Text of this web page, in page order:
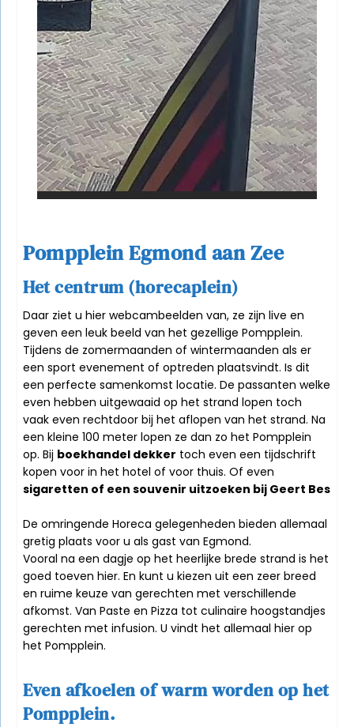
Pompplein Egmond aan Zee
Het centrum (horecaplein)
Daar ziet u hier webcambeelden van, ze zijn live en
geven een leuk beeld van het gezellige Pompplein.
Tijdens de zomermaanden of wintermaanden als er
een sport evenement of optreden plaatsvindt. Is dit
een perfecte samenkomst locatie. De passanten welke
even hebben uitgewaaid op het strand lopen toch
vaak even rechtdoor bij het aflopen van het strand. Na
een kleine 100 meter lopen ze dan zo het Pompplein
op. Bij boekhandel dekker toch even een tijdschrift
kopen voor in het hotel of voor thuis. Of even
sigaretten of een souvenir uitzoeken bij Geert Bes
De omringende Horeca gelegenheden bieden allemaal
gretig plaats voor u als gast van Egmond.
Vooral na een dagje op het heerlijke brede strand is het
goed toeven hier. En kunt u kiezen uit een zeer breed
en ruime keuze van gerechten met verschillende
afkomst. Van Paste en Pizza tot culinaire hoogstandjes
gerechten met infusion. U vindt het allemaal hier op
het Pompplein.
Even afkoelen of warm worden op het
Pompplein.